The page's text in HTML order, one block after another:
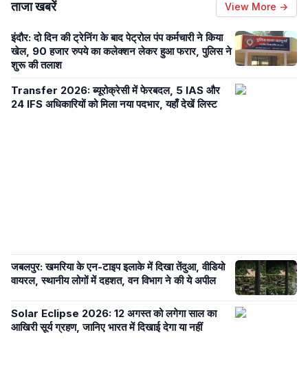
ताजा खबरें View More →
इंदौर: दो दिन की ट्रेनिंग के बाद पेट्रोल पंप कर्मचारी ने किया
खेल, 90 हजार रुपये का कलेक्शन लेकर हुआ फरार, पुलिस ने
शुरू की तलाश
Transfer 2026: ब्यूरोक्रेसी में फेरबदल, 5 IAS और
24 IFS अधिकारियों को मिला नया पदभार, यहाँ देखें लिस्ट
जबलपुर: खमरिया के एन-टाइप इलाके में दिखा तेंदुआ, वीडियो
वायरल, स्थानीय लोगों में दहशत, वन विभाग ने की ये अपील
Solar Eclipse 2026: 12 अगस्त को लगेगा साल का
आखिरी सूर्य ग्रहण, जानिए भारत में दिखाई देगा या नहीं